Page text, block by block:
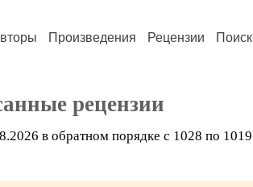
Произведения Рецензии Поиск
рецензии
в обратном порядке с 1028 по 1019